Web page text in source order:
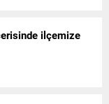
ilçemize